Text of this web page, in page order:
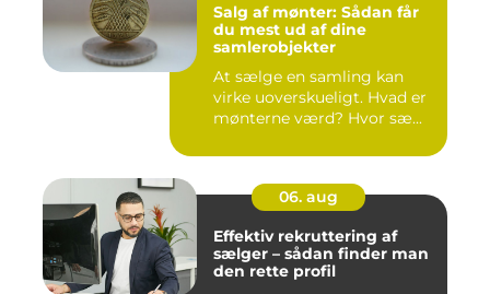
Salg af mønter: Sådan får
du mest ud af dine
samlerobjekter
At sælge en samling kan
virke uoverskueligt. Hvad er
mønterne værd? Hvor sæ...
06. aug
Effektiv rekruttering af
sælger – sådan finder man
den rette profil